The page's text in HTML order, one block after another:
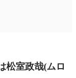
松室政哉(ムロ